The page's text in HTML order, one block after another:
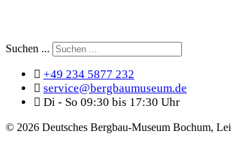
Suchen ...
+49 234 5877 232
service@bergbaumuseum.de
Di - So 09:30 bis 17:30 Uhr
© 2026 Deutsches Bergbau-Museum Bochum,